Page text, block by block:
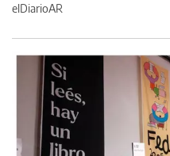
elDiarioAR